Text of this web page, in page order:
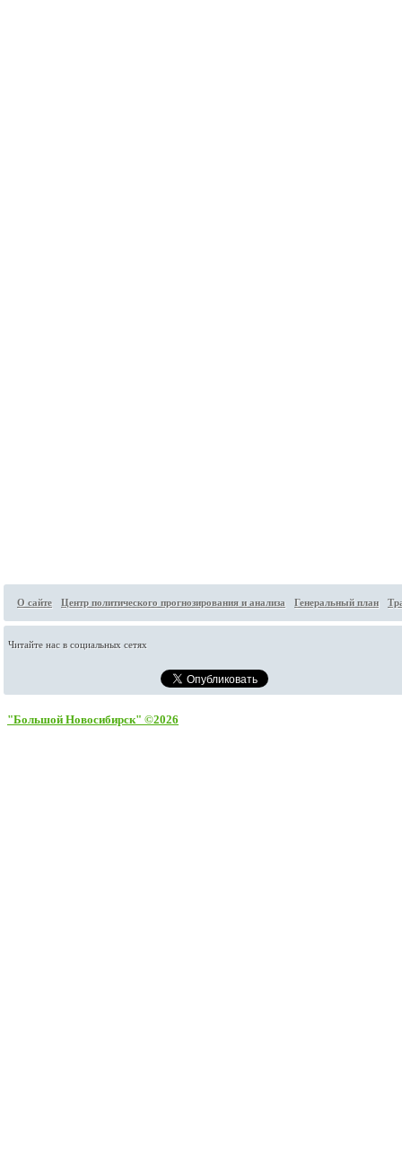
О сайте Центр политического прогнозирования и анализа Генеральный план
Читайте нас в социальных сетях
"Большой Новосибирск" ©2026